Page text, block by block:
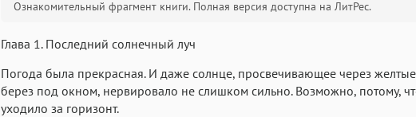
Ознакомительный фрагмент книги. Полная версия доступна на ЛитРес.
Глава 1. Последний солнечный луч
Погода была прекрасная. И даже солнце, просвечивающее через желтые
берез под окном, нервировало не слишком сильно. Возможно, потому,
уходило за горизонт.